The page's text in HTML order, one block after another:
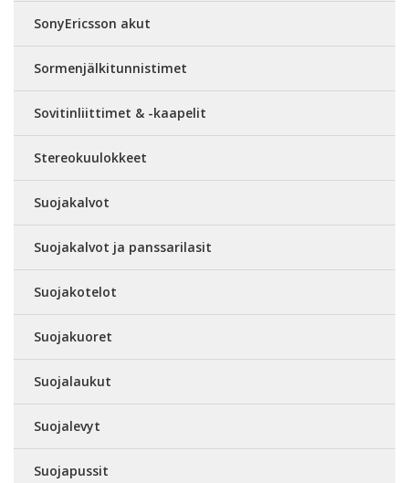
SonyEricsson akut
Sormenjälkitunnistimet
Sovitinliittimet & -kaapelit
Stereokuulokkeet
Suojakalvot
Suojakalvot ja panssarilasit
Suojakotelot
Suojakuoret
Suojalaukut
Suojalevyt
Suojapussit